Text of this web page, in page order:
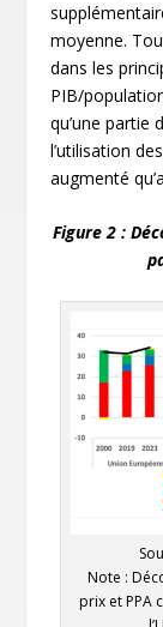
moyenne.
dans les
PIB/
qu’une partie
l’utilisation
augmenté
Figure 2 :
Note :
prix et PPA